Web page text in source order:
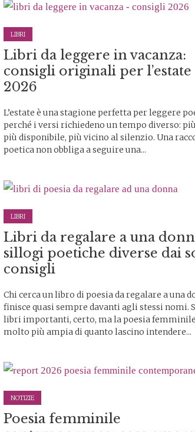
LIBRI
Libri da leggere in vacanza:
consigli originali per l’estate
2026
L’estate è una stagione perfetta per leggere
perché i versi richiedeno un tempo diverso:
più disponibile, più vicino al silenzio. Una
poetica non obbliga a seguire una...
LIBRI
Libri da regalare a una
sillogi poetiche diverse dai
consigli
Chi cerca un libro di poesia da regalare a una
finisce quasi sempre davanti agli stessi nomi.
libri importanti, certo, ma la poesia
molto più ampia di quanto lascino intendere...
NOTIZIE
Poesia femminile